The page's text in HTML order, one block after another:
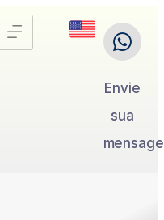
Envie
sua